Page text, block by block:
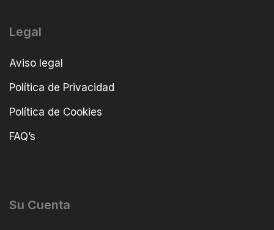
Legal
Aviso legal
Política de Privacidad
Política de Cookies
FAQ’s
Su Cuenta